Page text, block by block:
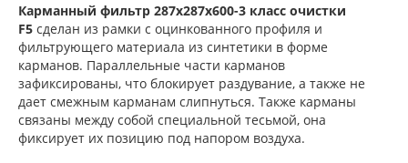
Карманный фильтр 287х287х600-3 класс очистки
F5 сделан из рамки с оцинкованного профиля и
фильтрующего материала из синтетики в форме
карманов. Параллельные части карманов
зафиксированы, что блокирует раздувание, а также не
дает смежным карманам слипнуться. Также карманы
связаны между собой специальной тесьмой, она
фиксирует их позицию под напором воздуха.